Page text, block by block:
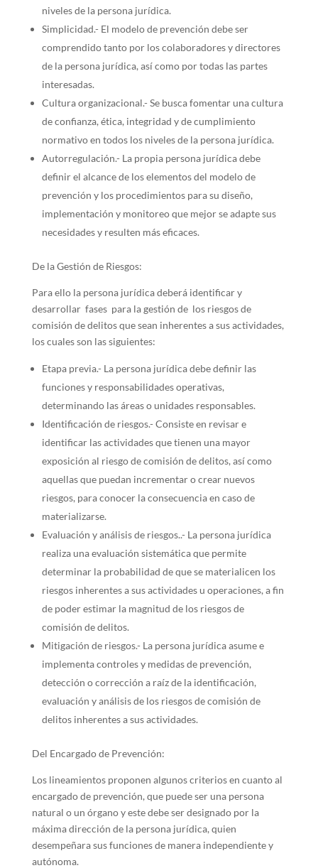
niveles de la persona jurídica.
Simplicidad.- El modelo de prevención debe ser
comprendido tanto por los colaboradores y directores
de la persona jurídica, así como por todas las partes
interesadas.
Cultura organizacional.- Se busca fomentar una cultura
de confianza, ética, integridad y de cumplimiento
normativo en todos los niveles de la persona jurídica.
Autorregulación.- La propia persona jurídica debe
definir el alcance de los elementos del modelo de
prevención y los procedimientos para su diseño,
implementación y monitoreo que mejor se adapte sus
necesidades y resulten más eficaces.
De la Gestión de Riesgos:
Para ello la persona jurídica deberá identificar y
desarrollar fases para la gestión de los riesgos de
comisión de delitos que sean inherentes a sus actividades,
los cuales son las siguientes:
Etapa previa.- La persona jurídica debe definir las
funciones y responsabilidades operativas,
determinando las áreas o unidades responsables.
Identificación de riesgos.- Consiste en revisar e
identificar las actividades que tienen una mayor
exposición al riesgo de comisión de delitos, así como
aquellas que puedan incrementar o crear nuevos
riesgos, para conocer la consecuencia en caso de
materializarse.
Evaluación y análisis de riesgos..- La persona jurídica
realiza una evaluación sistemática que permite
determinar la probabilidad de que se materialicen los
riesgos inherentes a sus actividades u operaciones, a fin
de poder estimar la magnitud de los riesgos de
comisión de delitos.
Mitigación de riesgos.- La persona jurídica asume e
implementa controles y medidas de prevención,
detección o corrección a raíz de la identificación,
evaluación y análisis de los riesgos de comisión de
delitos inherentes a sus actividades.
Del Encargado de Prevención:
Los lineamientos proponen algunos criterios en cuanto al
encargado de prevención, que puede ser una persona
natural o un órgano y este debe ser designado por la
máxima dirección de la persona jurídica, quien
desempeñara sus funciones de manera independiente y
autónoma.